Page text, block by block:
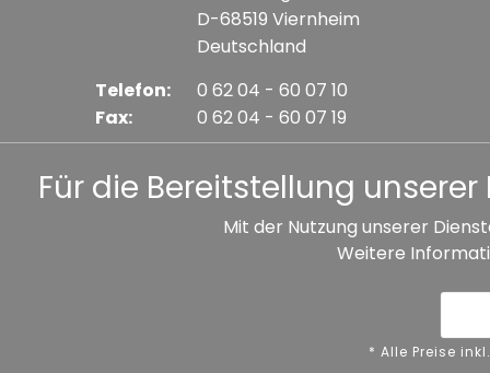
D-68519 Viernheim
Deutschland
Telefon:
Fax:
0 62 04 - 60 07 10
0 62 04 - 60 07 19
Impressum
Für die Bereitstellung
Mit der Nutzung unserer
Weitere
* Alle Preise